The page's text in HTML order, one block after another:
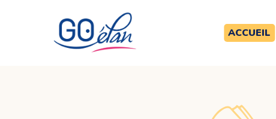
ACCUEIL